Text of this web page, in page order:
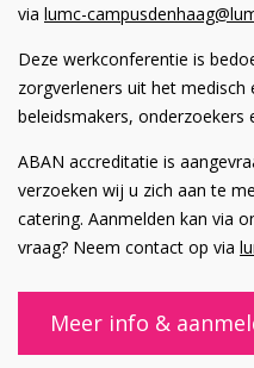
via lumc-
Deze werkconferentie is
zorgverleners uit het
beleidsmakers, onderzoekers
ABAN accreditatie is
verzoeken wij u zich aan te
catering. Aanmelden kan via
vraag? Neem contact op via
Meer info &